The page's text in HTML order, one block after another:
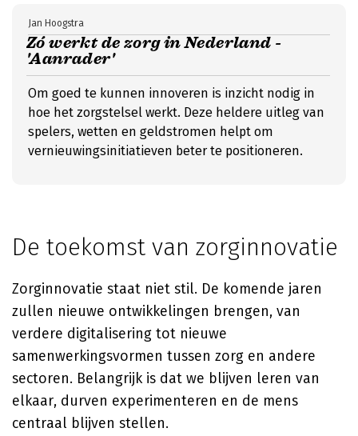
Zó werkt de zorg in Nederland -
'Aanrader'
Jan Hoogstra
Om goed te kunnen innoveren is inzicht nodig in
hoe het zorgstelsel werkt. Deze heldere uitleg van
spelers, wetten en geldstromen helpt om
vernieuwingsinitiatieven beter te positioneren.
De toekomst van zorginnovatie
Zorginnovatie staat niet stil. De komende jaren
zullen nieuwe ontwikkelingen brengen, van
verdere digitalisering tot nieuwe
samenwerkingsvormen tussen zorg en andere
sectoren. Belangrijk is dat we blijven leren van
elkaar, durven experimenteren en de mens
centraal blijven stellen.